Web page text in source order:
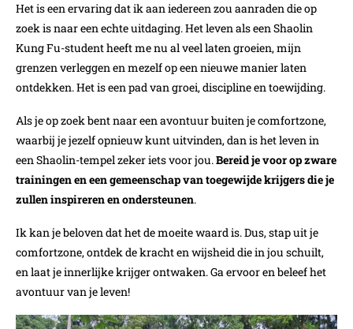
Het is een ervaring dat ik aan iedereen zou aanraden die op
zoek is naar een echte uitdaging. Het leven als een Shaolin
Kung Fu-student heeft me nu al veel laten groeien, mijn
grenzen verleggen en mezelf op een nieuwe manier laten
ontdekken. Het is een pad van groei, discipline en toewijding.
Als je op zoek bent naar een avontuur buiten je comfortzone,
waarbij je jezelf opnieuw kunt uitvinden, dan is het leven in
een Shaolin-tempel zeker iets voor jou.Bereid je voor op zware
trainingen en een gemeenschap van toegewijde krijgers die je
zullen inspireren en ondersteunen.
Ik kan je beloven dat het de moeite waard is. Dus, stap uit je
comfortzone, ontdek de kracht en wijsheid die in jou schuilt,
en laat je innerlijke krijger ontwaken. Ga ervoor en beleef het
avontuur van je leven!